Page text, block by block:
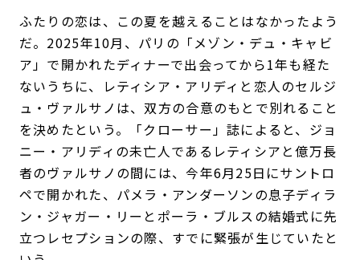
ふたりの恋は、この夏を越えることはなかったよう
だ。2025年10月、パリの「メゾン・デュ・キャビ
ア」で開かれたディナーで出会ってから1年も経た
ないうちに、レティシア・アリディと恋人のセルジ
ュ・ヴァルサノは、双方の合意のもとで別れること
を決めたという。「クローサー」誌によると、ジョ
ニー・アリディの未亡人であるレティシアと億万長
者のヴァルサノの間には、今年6月25日にサントロ
ペで開かれた、パメラ・アンダーソンの息子ディラ
ン・ジャガー・リーとポーラ・ブルスの結婚式に先
立つレセプションの際、すでに緊張が生じていたと